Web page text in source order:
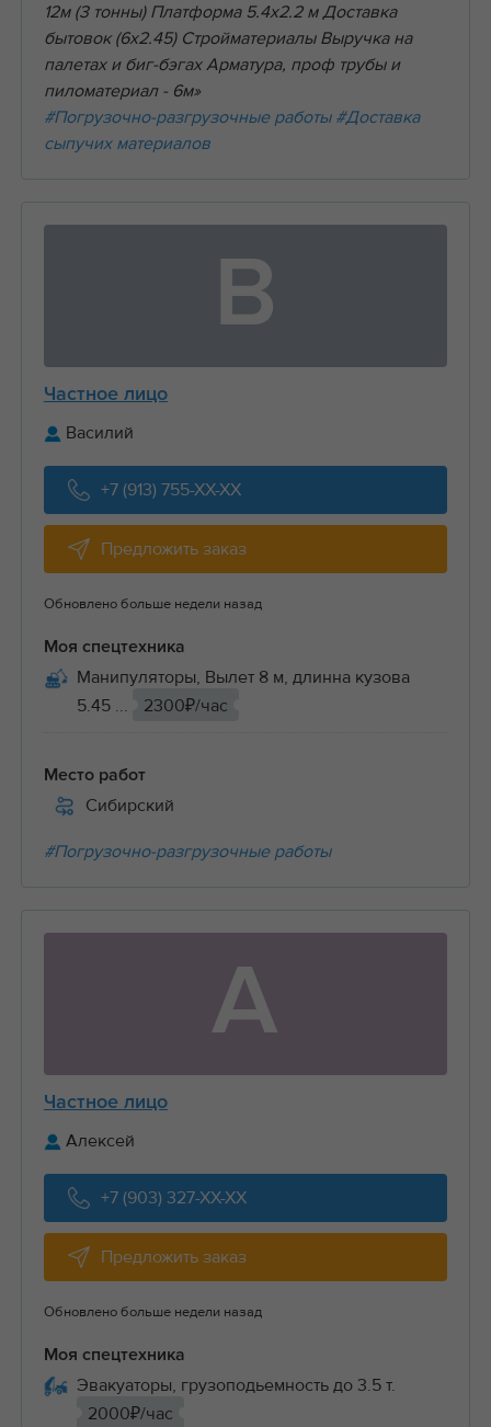
12м (3 тонны) Платформа 5.4х2.2 м Доставка
бытовок (6х2.45) Стройматериалы Выручка на
палетах и биг-бэгах Арматура, проф трубы и
пиломатериал - 6м»
#Погрузочно-разгрузочные работы #Доставка
сыпучих материалов
В
Частное лицо
Василий
+7 (913) 755-XX-XX
Предложить заказ
Обновлено больше недели назад
Моя спецтехника
Манипуляторы, Вылет 8 м, длинна кузова
5.45 ...
2300₽/час
Место работ
Сибирский
#Погрузочно-разгрузочные работы
А
Частное лицо
Алексей
+7 (903) 327-XX-XX
Предложить заказ
Обновлено больше недели назад
Моя спецтехника
Эвакуаторы, грузоподьемность до 3.5 т.
2000₽/час